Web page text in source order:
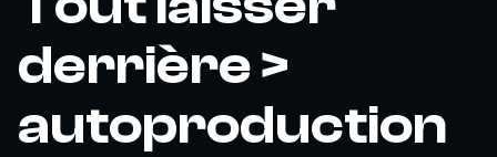
derrière >
autoproduction